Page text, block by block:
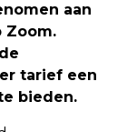
aan
Zoom.
tarief een
bieden.